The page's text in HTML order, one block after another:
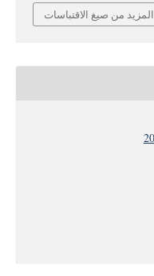
المزيد من صيغ الاقتباسات